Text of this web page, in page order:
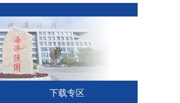
下载专区